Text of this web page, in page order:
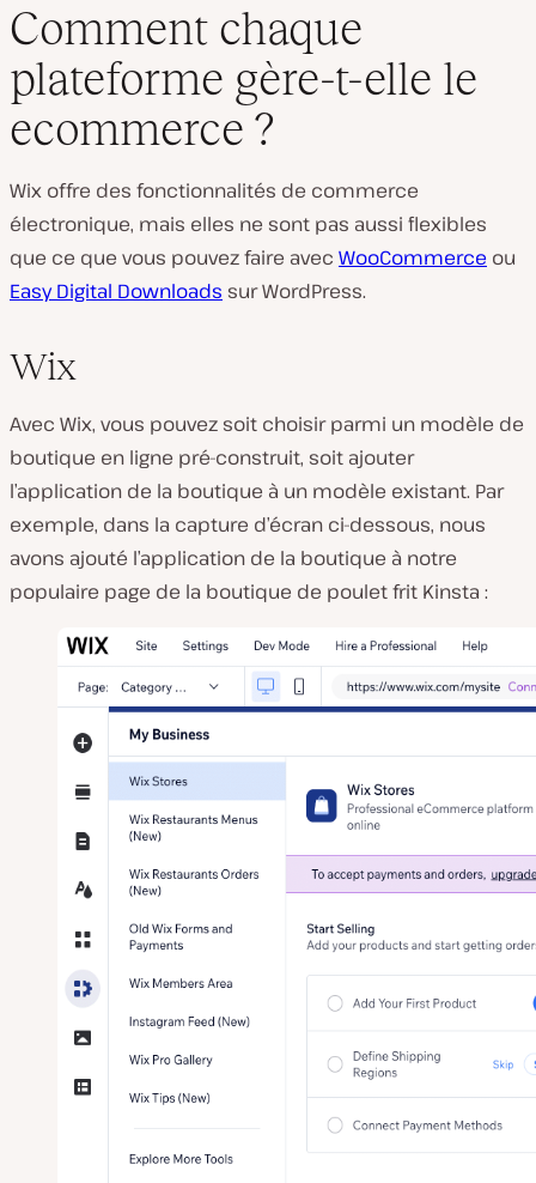
Comment chaque
plateforme gère-t-elle le
ecommerce ?
Wix offre des fonctionnalités de commerce
électronique, mais elles ne sont pas aussi flexibles
que ce que vous pouvez faire avec WooCommerce ou
Easy Digital Downloads sur WordPress.
Wix
Avec Wix, vous pouvez soit choisir parmi un modèle de
boutique en ligne pré-construit, soit ajouter
l’application de la boutique à un modèle existant. Par
exemple, dans la capture d’écran ci-dessous, nous
avons ajouté l’application de la boutique à notre
populaire page de la boutique de poulet frit Kinsta :